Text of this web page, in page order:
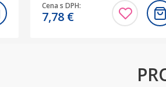
Cena s DPH:
7,78 €